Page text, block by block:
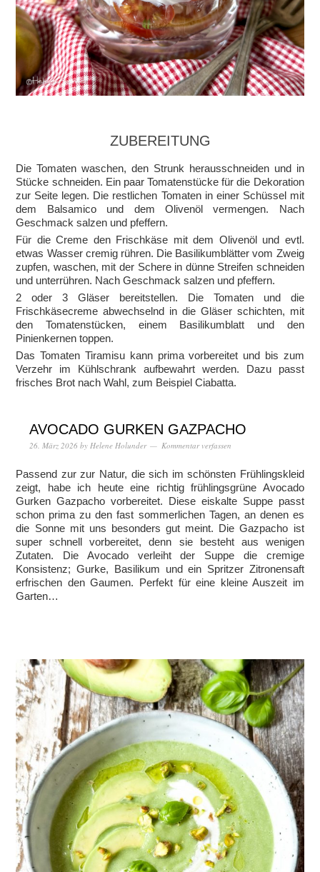
ZUBEREITUNG
Die Tomaten waschen, den Strunk herausschneiden und in
Stücke schneiden. Ein paar Tomatenstücke für die Dekoration
zur Seite legen. Die restlichen Tomaten in einer Schüssel mit
dem Balsamico und dem Olivenöl vermengen. Nach
Geschmack salzen und pfeffern.
Für die Creme den Frischkäse mit dem Olivenöl und evtl.
etwas Wasser cremig rühren. Die Basilikumblätter vom Zweig
zupfen, waschen, mit der Schere in dünne Streifen schneiden
und unterrühren. Nach Geschmack salzen und pfeffern.
2 oder 3 Gläser bereitstellen. Die Tomaten und die
Frischkäsecreme abwechselnd in die Gläser schichten, mit
den Tomatenstücken, einem Basilikumblatt und den
Pinienkernen toppen.
Das Tomaten Tiramisu kann prima vorbereitet und bis zum
Verzehr im Kühlschrank aufbewahrt werden. Dazu passt
frisches Brot nach Wahl, zum Beispiel Ciabatta.
AVOCADO GURKEN GAZPACHO
26. März 2026 by Helene Holunder Kommentar verfassen
Passend zur zur Natur, die sich im schönsten Frühlingskleid
zeigt, habe ich heute eine richtig frühlingsgrüne Avocado
Gurken Gazpacho vorbereitet. Diese eiskalte Suppe passt
schon prima zu den fast sommerlichen Tagen, an denen es
die Sonne mit uns besonders gut meint. Die Gazpacho ist
super schnell vorbereitet, denn sie besteht aus wenigen
Zutaten. Die Avocado verleiht der Suppe die cremige
Konsistenz; Gurke, Basilikum und ein Spritzer Zitronensaft
erfrischen den Gaumen. Perfekt für eine kleine Auszeit im
Garten…